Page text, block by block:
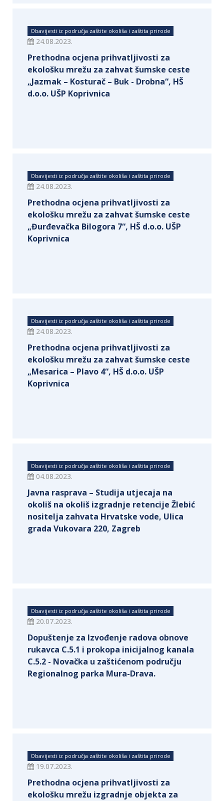
Obavijesti iz područja zaštite okoliša i zaštita prirode
24.08.2023.
Prethodna ocjena prihvatljivosti za
ekološku mrežu za zahvat šumske ceste
„Jazmak – Kosturač – Buk - Drobna“, HŠ
d.o.o. UŠP Koprivnica
Obavijesti iz područja zaštite okoliša i zaštita prirode
24.08.2023.
Prethodna ocjena prihvatljivosti za
ekološku mrežu za zahvat šumske ceste
„Đurđevačka Bilogora 7“, HŠ d.o.o. UŠP
Koprivnica
Obavijesti iz područja zaštite okoliša i zaštita prirode
24.08.2023.
Prethodna ocjena prihvatljivosti za
ekološku mrežu za zahvat šumske ceste
„Mesarica – Plavo 4“, HŠ d.o.o. UŠP
Koprivnica
Obavijesti iz područja zaštite okoliša i zaštita prirode
04.08.2023.
Javna rasprava – Studija utjecaja na
okoliš na okoliš izgradnje retencije Žlebić
nositelja zahvata Hrvatske vode, Ulica
grada Vukovara 220, Zagreb
Obavijesti iz područja zaštite okoliša i zaštita prirode
20.07.2023.
Dopuštenje za Izvođenje radova obnove
rukavca C.5.1 i prokopa inicijalnog kanala
C.5.2 - Novačka u zaštićenom području
Regionalnog parka Mura-Drava.
Obavijesti iz područja zaštite okoliša i zaštita prirode
19.07.2023.
Prethodna ocjena prihvatljivosti za
ekološku mrežu izgradnje objekta za